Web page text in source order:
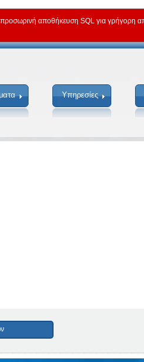
αποθήκευση SQL για γρήγορη
Υπηρεσίες